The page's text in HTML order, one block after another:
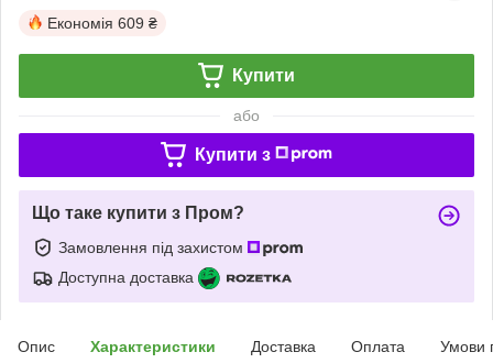
Економія 609 ₴
Купити
або
Купити з
Що таке купити з Пром?
Замовлення під захистом
Доступна доставка
Опис Характеристики Доставка Оплата Умови